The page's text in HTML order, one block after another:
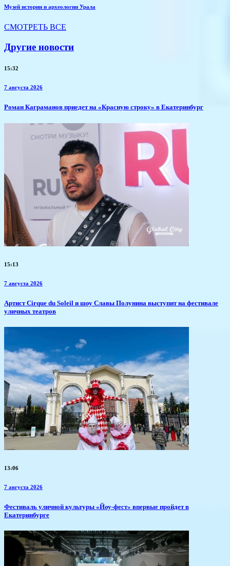
Музей истории и археологии Урала
СМОТРЕТЬ ВСЕ
Другие новости
15:32
7 августа 2026
​Роман Каграманов приедет на «Красную строку» в Екатеринбург
15:13
7 августа 2026
Артист Cirque du Soleil и шоу Славы Полунина выступит на фестивале
уличных театров
13:06
7 августа 2026
​Фестиваль уличной культуры «Йоу-фест» впервые пройдет в
Екатеринбурге